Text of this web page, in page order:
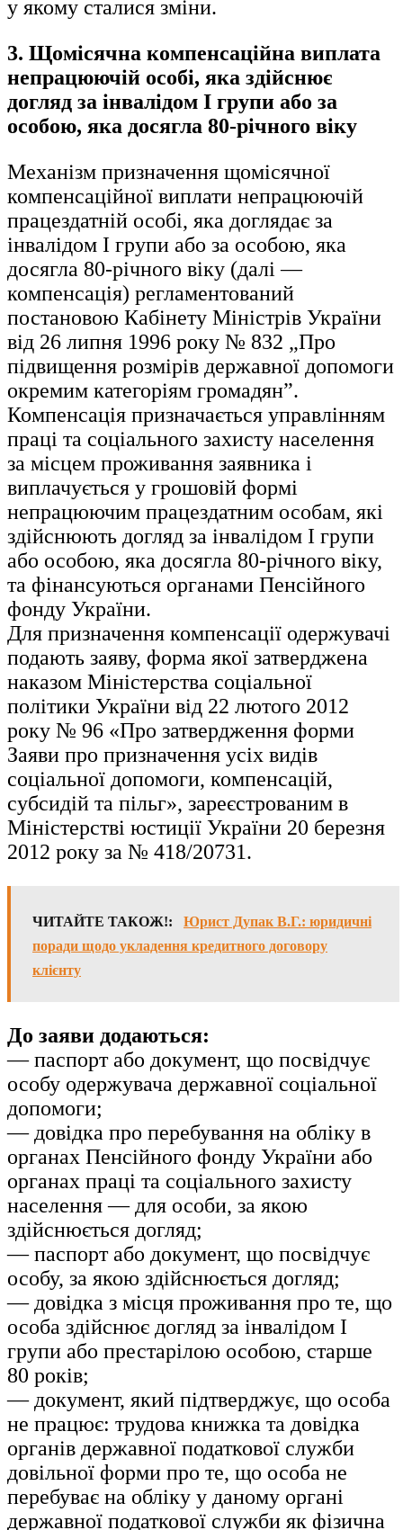
у якому сталися зміни.
3. Щомісячна компенсаційна виплата
непрацюючій особі, яка здійснює
догляд за інвалідом І групи або за
особою, яка досягла 80-річного віку
Механізм призначення щомісячної
компенсаційної виплати непрацюючій
працездатній особі, яка доглядає за
інвалідом І групи або за особою, яка
досягла 80-річного віку (далі —
компенсація) регламентований
постановою Кабінету Міністрів України
від 26 липня 1996 року № 832 „Про
підвищення розмірів державної допомоги
окремим категоріям громадян”.
Компенсація призначається управлінням
праці та соціального захисту населення
за місцем проживання заявника і
виплачується у грошовій формі
непрацюючим працездатним особам, які
здійснюють догляд за інвалідом І групи
або особою, яка досягла 80-річного віку,
та фінансуються органами Пенсійного
фонду України.
Для призначення компенсації одержувачі
подають заяву, форма якої затверджена
наказом Міністерства соціальної
політики України від 22 лютого 2012
року № 96 «Про затвердження форми
Заяви про призначення усіх видів
соціальної допомоги, компенсацій,
субсидій та пільг», зареєстрованим в
Міністерстві юстиції України 20 березня
2012 року за № 418/20731.
ЧИТАЙТЕ ТАКОЖ!:
Юрист Дупак В.Г.: юридичні
поради щодо укладення кредитного договору
клієнту
До заяви додаються:
— паспорт або документ, що посвідчує
особу одержувача державної соціальної
допомоги;
— довідка про перебування на обліку в
органах Пенсійного фонду України або
органах праці та соціального захисту
населення — для особи, за якою
здійснюється догляд;
— паспорт або документ, що посвідчує
особу, за якою здійснюється догляд;
— довідка з місця проживання про те, що
особа здійснює догляд за інвалідом І
групи або престарілою особою, старше
80 років;
— документ, який підтверджує, що особа
не працює: трудова книжка та довідка
органів державної податкової служби
довільної форми про те, що особа не
перебуває на обліку у даному органі
державної податкової служби як фізична